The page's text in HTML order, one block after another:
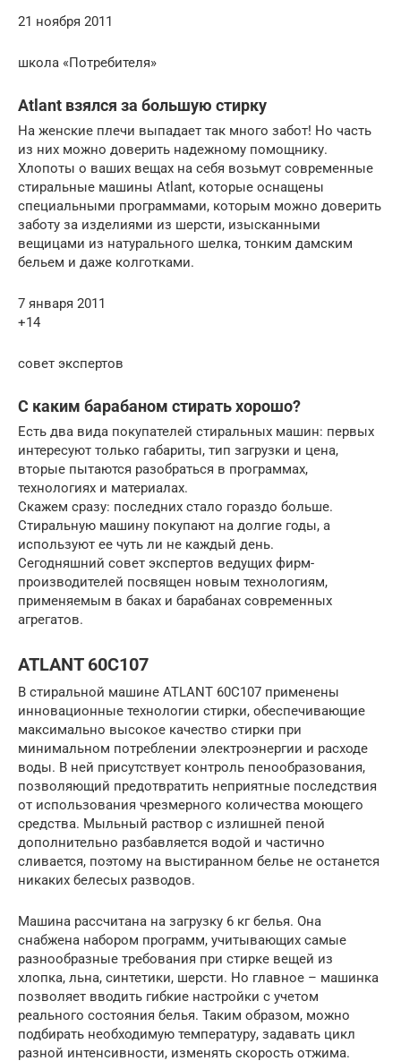
21 ноября 2011
школа «Потребителя»
Atlant взялся за большую стирку
На женские плечи выпадает так много забот! Но часть
из них можно доверить надежному помощнику.
Хлопоты о ваших вещах на себя возьмут современные
стиральные машины Atlant, которые оснащены
специальными программами, которым можно доверить
заботу за изделиями из шерсти, изысканными
вещицами из натурального шелка, тонким дамским
бельем и даже колготками.
7 января 2011
+14
совет экспертов
С каким барабаном стирать хорошо?
Есть два вида покупателей стиральных машин: первых
интересуют только габариты, тип загрузки и цена,
вторые пытаются разобраться в программах,
технологиях и материалах.
Скажем сразу: последних стало гораздо больше.
Стиральную машину покупают на долгие годы, а
используют ее чуть ли не каждый день.
Сегодняшний совет экспертов ведущих фирм-
производителей посвящен новым технологиям,
применяемым в баках и барабанах современных
агрегатов.
ATLANT 60С107
В стиральной машине ATLANT 60С107 применены
инновационные технологии стирки, обеспечивающие
максимально высокое качество стирки при
минимальном потреблении электроэнергии и расходе
воды. В ней присутствует контроль пенообразования,
позволяющий предотвратить неприятные последствия
от использования чрезмерного количества моющего
средства. Мыльный раствор с излишней пеной
дополнительно разбавляется водой и частично
сливается, поэтому на выстиранном белье не останется
никаких белесых разводов.
Машина рассчитана на загрузку 6 кг белья. Она
снабжена набором программ, учитывающих самые
разнообразные требования при стирке вещей из
хлопка, льна, синтетики, шерсти. Но главное – машинка
позволяет вводить гибкие настройки с учетом
реального состояния белья. Таким образом, можно
подбирать необходимую температуру, задавать цикл
разной интенсивности, изменять скорость отжима.